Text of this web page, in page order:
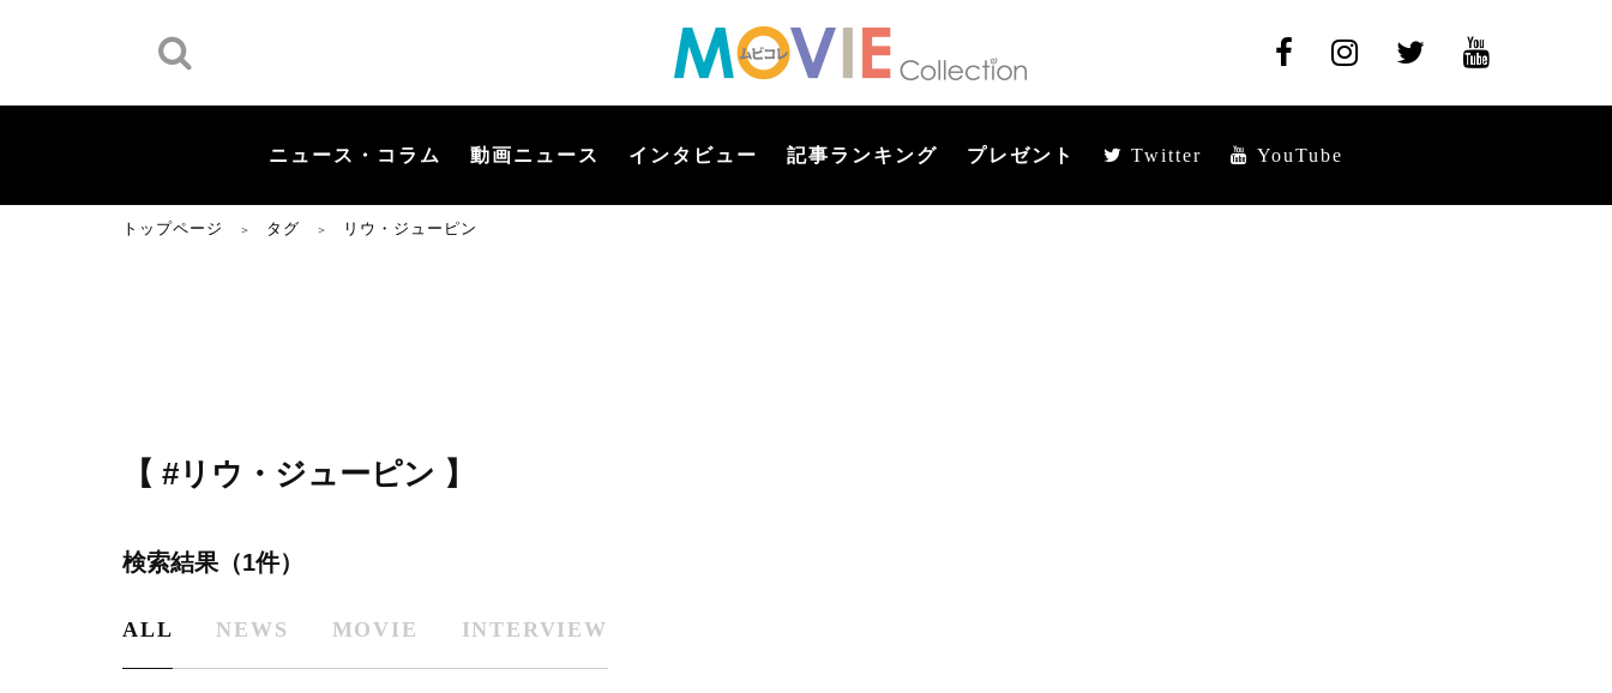
ニュース・コラム 動画ニュース インタビュー 記事ランキング プレゼント Twitter YouTube
トップページ ＞ タグ ＞ リウ・ジューピン
【 #リウ・ジューピン 】
検索結果（1件）
ALL NEWS MOVIE INTERVIEW